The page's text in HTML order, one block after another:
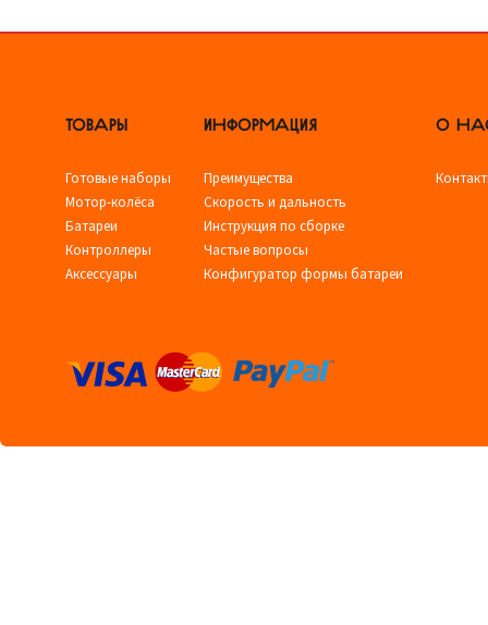
ТОВАРЫ
Готовые наборы
Мотор-колёса
Батареи
Контроллеры
Аксессуары
ИНФОРМАЦИЯ
Преимущества
Скорость и дальность
Инструкция по сборке
Частые вопросы
Конфигуратор формы батареи
О